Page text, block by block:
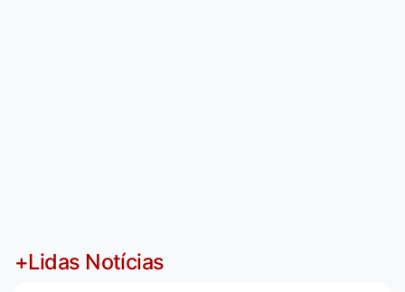
+Lidas Notícias